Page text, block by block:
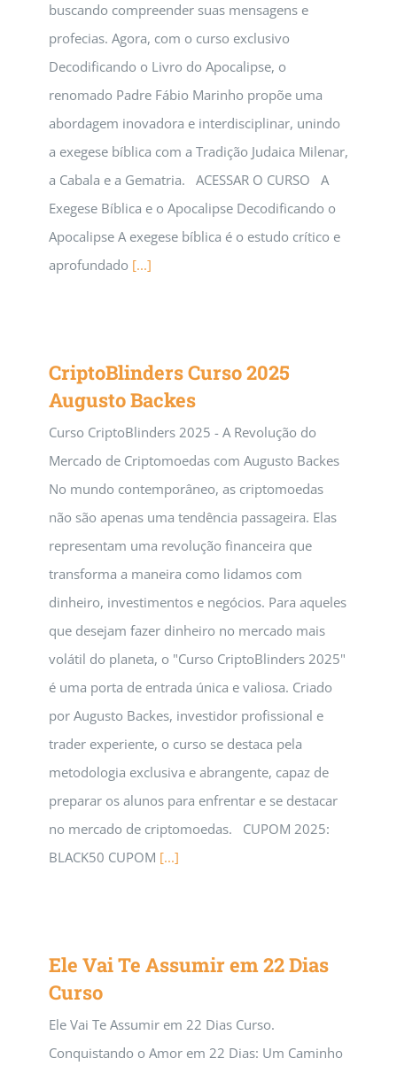
buscando compreender suas mensagens e
profecias. Agora, com o curso exclusivo
Decodificando o Livro do Apocalipse, o
renomado Padre Fábio Marinho propõe uma
abordagem inovadora e interdisciplinar, unindo
a exegese bíblica com a Tradição Judaica Milenar,
a Cabala e a Gematria. ACESSAR O CURSO A
Exegese Bíblica e o Apocalipse Decodificando o
Apocalipse A exegese bíblica é o estudo crítico e
aprofundado [...]
CriptoBlinders Curso 2025
Augusto Backes
Curso CriptoBlinders 2025 - A Revolução do
Mercado de Criptomoedas com Augusto Backes
No mundo contemporâneo, as criptomoedas
não são apenas uma tendência passageira. Elas
representam uma revolução financeira que
transforma a maneira como lidamos com
dinheiro, investimentos e negócios. Para aqueles
que desejam fazer dinheiro no mercado mais
volátil do planeta, o "Curso CriptoBlinders 2025"
é uma porta de entrada única e valiosa. Criado
por Augusto Backes, investidor profissional e
trader experiente, o curso se destaca pela
metodologia exclusiva e abrangente, capaz de
preparar os alunos para enfrentar e se destacar
no mercado de criptomoedas. CUPOM 2025:
BLACK50 CUPOM [...]
Ele Vai Te Assumir em 22 Dias
Curso
Ele Vai Te Assumir em 22 Dias Curso.
Conquistando o Amor em 22 Dias: Um Caminho